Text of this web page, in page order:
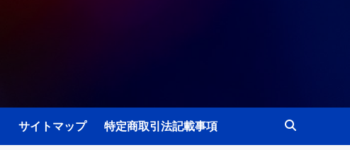
サイトマップ 特定商取引法記載事項